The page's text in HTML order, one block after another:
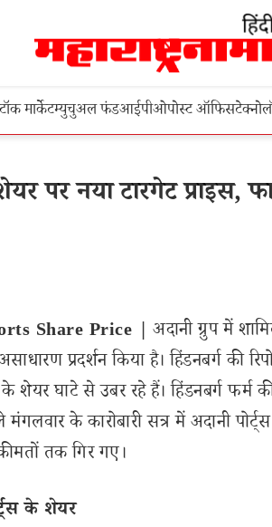
मार्केटम्युचुअल फंडआईपीओपोस्ट ऑफिस
पर नया टारगेट प्राइस,
Share Price | अदानी ग्रुप में
प्रदर्शन किया है। हिंडनबर्ग की
शेयर घाटे से उबर रहे हैं। हिंडनबर्ग फर्म की
के कारोबारी सत्र में अदानी
तक गिर गए।
के शेयर